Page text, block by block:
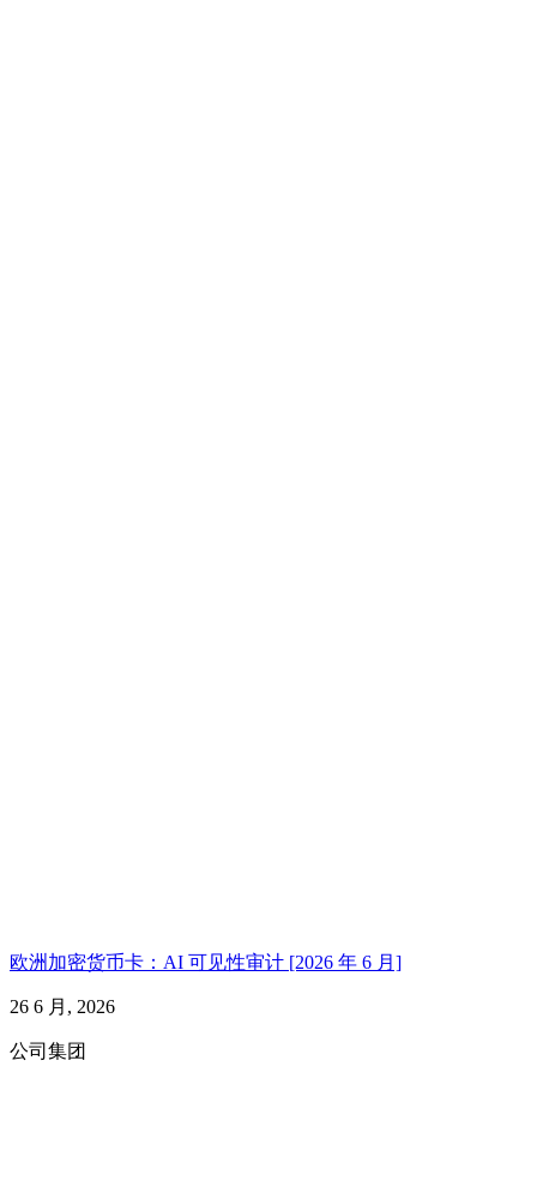
欧洲加密货币卡：AI 可见性审计 [2026 年 6 月]
26 6 月, 2026
公司集团